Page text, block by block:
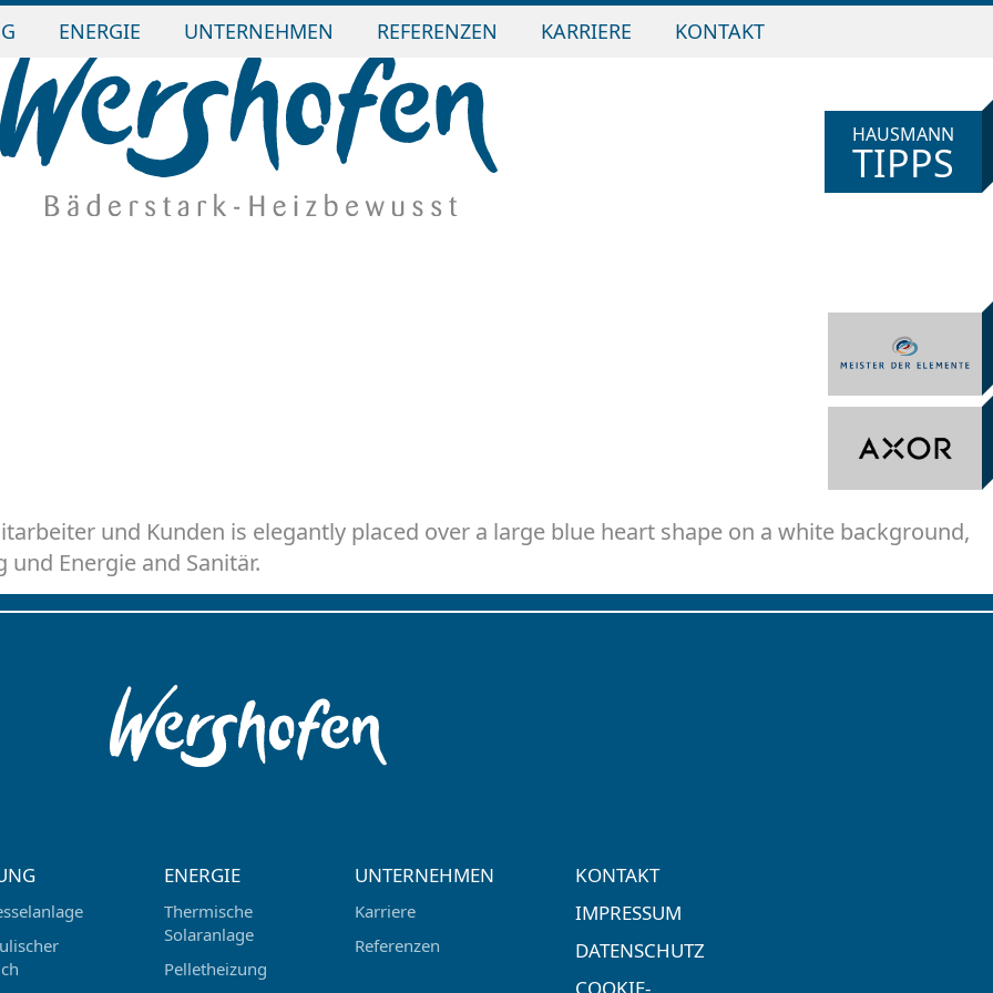
ENERGIE UNTERNEHMEN REFERENZEN KARRIERE KONTAKT
HAUSMANN
TIPPS
und Kunden is elegantly placed over a large blue heart shape on a white background,
Energie and Sanitär.
ENERGIE
Thermische
Solaranlage
Pelletheizung
UNTERNEHMEN
Karriere
Referenzen
KONTAKT
IMPRESSUM
DATENSCHUTZ